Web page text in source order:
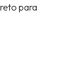
para